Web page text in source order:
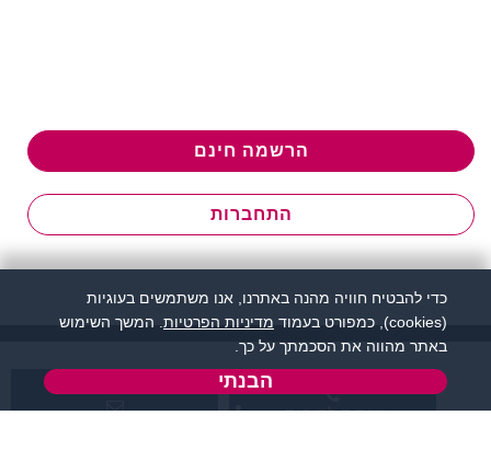
הרשמה חינם
התחברות
שירות לקוחות:
כדי להבטיח חוויה מהנה באתרנו, אנו משתמשים בעוגיות
(cookies), כמפורט בעמוד
מדיניות הפרטיות . המשך השימוש
באתר מהווה את הסכמתך על כך.
הבנתי